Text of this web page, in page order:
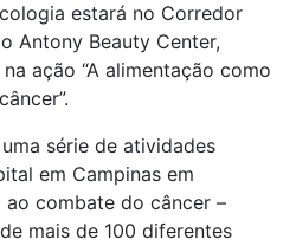
estará no Corredor
Antony Beauty Center,
ação “A alimentação como
série de atividades
em Campinas em
combate do câncer –
mais de 100 diferentes